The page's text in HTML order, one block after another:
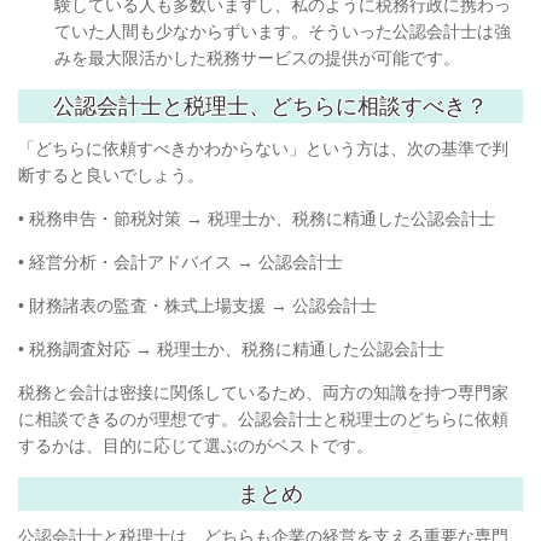
験している人も多数いますし、私のように税務行政に携わっ
ていた人間も少なからずいます。そういった公認会計士は強
みを最大限活かした税務サービスの提供が可能です。
公認会計士と税理士、どちらに相談すべき？
「どちらに依頼すべきかわからない」という方は、次の基準で判
断すると良いでしょう。
• 税務申告・節税対策 → 税理士か、税務に精通した公認会計士
• 経営分析・会計アドバイス → 公認会計士
• 財務諸表の監査・株式上場支援 → 公認会計士
• 税務調査対応 → 税理士か、税務に精通した公認会計士
税務と会計は密接に関係しているため、両方の知識を持つ専門家
に相談できるのが理想です。公認会計士と税理士のどちらに依頼
するかは、目的に応じて選ぶのがベストです。
まとめ
公認会計士と税理士は、どちらも企業の経営を支える重要な専門